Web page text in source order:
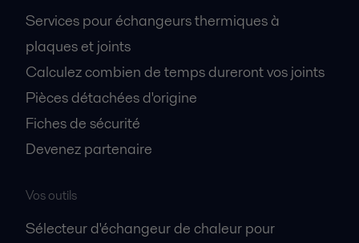
Services pour échangeurs thermiques à
plaques et joints
Calculez combien de temps dureront vos joints
Pièces détachées d'origine
Fiches de sécurité
Devenez partenaire
Vos outils
Sélecteur d'échangeur de chaleur pour